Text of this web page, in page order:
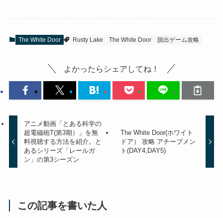
The White Door Rusty Lake The White Door 脱出ゲーム攻略
よかったらシェアしてね！
アニメ動画「とある科学の
超電磁砲T(第3期）」を無
料視聴する方法を紹介。と
あるシリーズ「レールガ
ン」の第3シーズン
The White Door(ホワイト
ドア） 攻略 アチーブメン
ト(DAY4,DAY5)
この記事を書いた人